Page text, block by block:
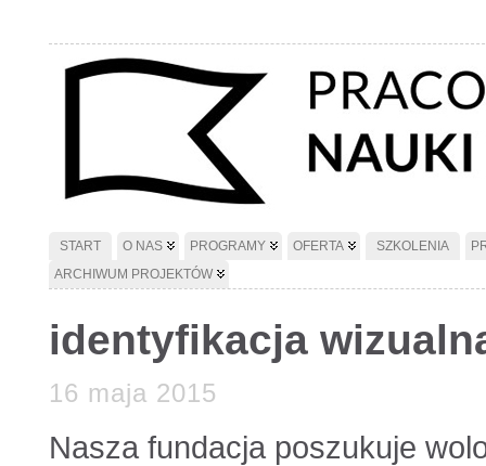
START O NAS PROGRAMY OFERTA SZKOLENIA
ARCHIWUM PROJEKTÓW
identyfikacja
16 maja 2015
Nasza fundacja poszukuje